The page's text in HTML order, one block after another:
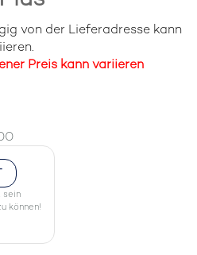
von der Lieferadresse kann
Preis kann variieren
sein
können!